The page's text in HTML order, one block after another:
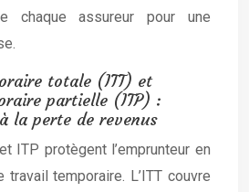
chaque assureur pour une
totale (ITT) et
partielle (ITP) :
la perte de revenus
ITP protègent l’emprunteur en
travail temporaire. L’ITT couvre